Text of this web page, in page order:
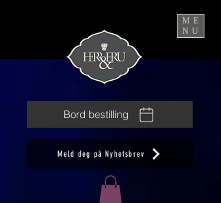
ME
NU
Bord bestilling
Meld deg på Nyhetsbrev